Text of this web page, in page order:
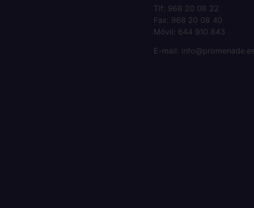
Tlf: 968 20 08 22
Fax: 968 20 08 40
Móvil: 644 910 843
E-mail: info@promenade.es